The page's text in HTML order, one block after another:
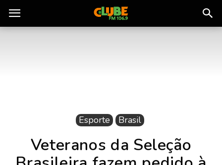
Rádio
Esporte Brasil
Veteranos da Seleção